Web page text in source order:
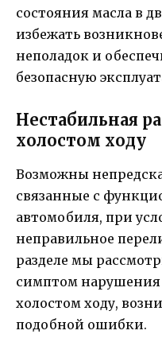
состояния масла в
избежать
неполадок и
безопасную
Нестабильная
холостом ходу
Возможны
связанные с
автомобиля, при
неправильное
разделе мы
симптом нарушения
холостом ходу,
подобной ошибки.